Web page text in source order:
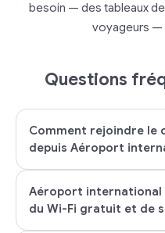
besoin — des tableaux
voyageurs —
Questions
Comment rejoindre le
depuis Aéroport
Aéroport international
du Wi-Fi gratuit et de